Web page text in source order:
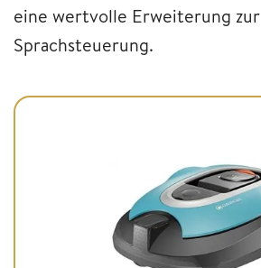
eine wertvolle Erweiterung zur
Sprachsteuerung.